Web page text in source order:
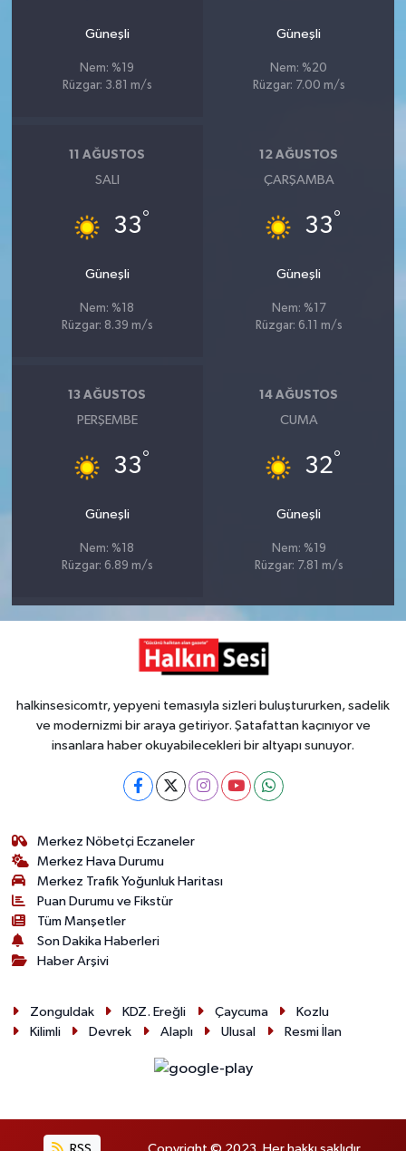
Güneşli
Nem: %19
Rüzgar: 3.81 m/s
Güneşli
Nem: %20
Rüzgar: 7.00 m/s
11 AĞUSTOS
SALI
33°
Güneşli
Nem: %18
Rüzgar: 8.39 m/s
12 AĞUSTOS
ÇARŞAMBA
33°
Güneşli
Nem: %17
Rüzgar: 6.11 m/s
13 AĞUSTOS
PERŞEMBE
33°
Güneşli
Nem: %18
Rüzgar: 6.89 m/s
14 AĞUSTOS
CUMA
32°
Güneşli
Nem: %19
Rüzgar: 7.81 m/s
halkinsesicomtr, yepyeni temasıyla sizleri buluştururken, sadelik
ve modernizmi bir araya getiriyor. Şatafattan kaçınıyor ve
insanlara haber okuyabilecekleri bir altyapı sunuyor.
Merkez Nöbetçi Eczaneler
Merkez Hava Durumu
Merkez Trafik Yoğunluk Haritası
Puan Durumu ve Fikstür
Tüm Manşetler
Son Dakika Haberleri
Haber Arşivi
Zonguldak KDZ. Ereğli Çaycuma
Kozlu
Kilimli
Devrek Alaplı Ulusal Resmi İlan
SİYASET
Spor